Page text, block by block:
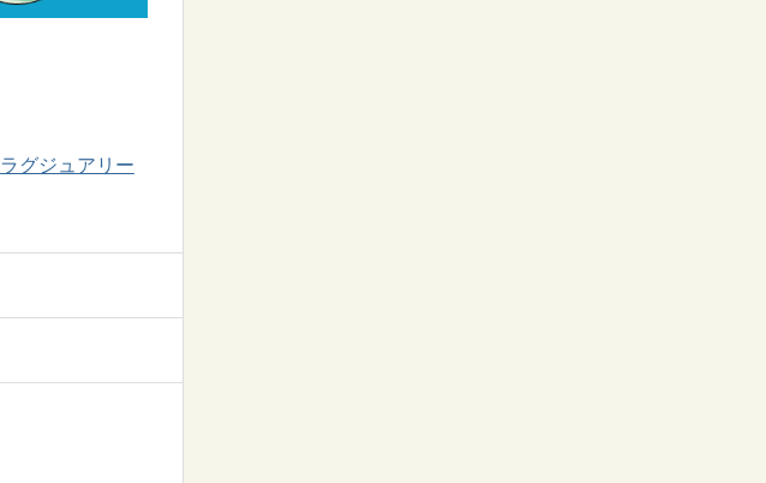
ラグジュアリー